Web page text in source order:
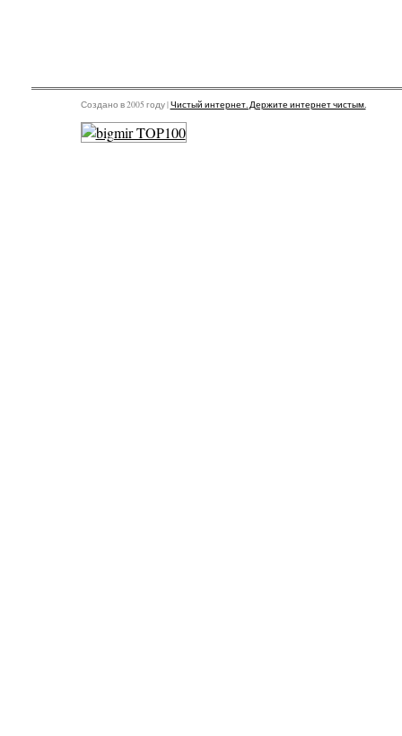
Создано в 2005 году |Чистый интернет. Держите интернет чистым.